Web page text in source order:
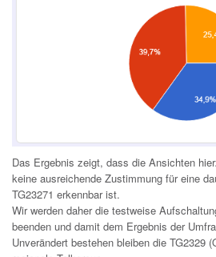
Das Ergebnis zeigt, dass die Ansichten
keine ausreichende Zustimmung für eine
TG23271 erkennbar ist.
Wir werden daher die testweise
beenden und damit dem Ergebnis der
Unverändert bestehen bleiben die TG2329